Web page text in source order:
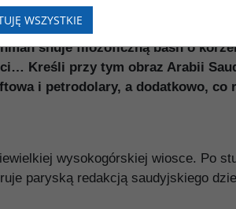
historie z życia mieszkańców
wieśniacy mówili do siebie
snuje filozoficzną baśń o
Kreśli przy tym obraz Arabii
i petrodolary, a dodatkowo, co
wysokogórskiej wiosce. Po
paryską redakcją saudyjskiego
WSZYSTKIE